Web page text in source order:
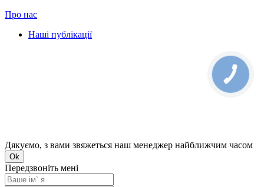
Про нас
Наші публікації
Дякуємо, з вами звяжеться наш менеджер найближчим часом
Ok
Передзвоніть мені
КНОПКА
ЗВ'ЯЗКУ